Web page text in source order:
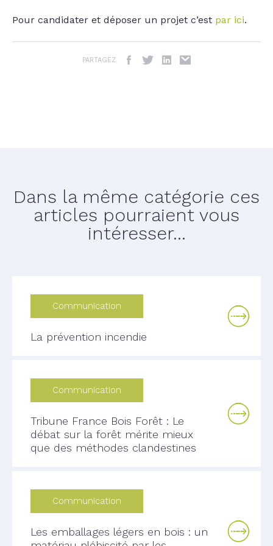
Pour candidater et déposer un projet c’est par ici.
PARTAGEZ
Dans la même catégorie ces
articles pourraient vous
intéresser...
Communication
La prévention incendie
Communication
Tribune France Bois Forêt : Le
débat sur la forêt mérite mieux
que des méthodes clandestines
Communication
Les emballages légers en bois : un